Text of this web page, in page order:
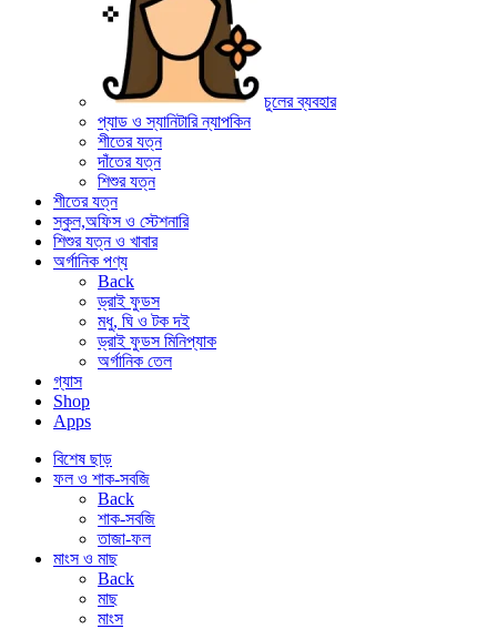
চুলের ব্যবহার
প্যাড ও স্যানিটারি ন্যাপকিন
শীতের যত্ন
দাঁতের যত্ন
শিশুর যত্ন
শীতের যত্ন
স্কুল,অফিস ও স্টেশনারি
শিশুর যত্ন ও খাবার
অর্গানিক পণ্য
Back
ড্রাই ফুডস
মধু, ঘি ও টক দই
ড্রাই ফুডস মিনিপ্যাক
অর্গানিক তেল
গ্যাস
Shop
Apps
বিশেষ ছাড়
ফল ও শাক-সবজি
Back
শাক-সবজি
তাজা-ফল
মাংস ও মাছ
Back
মাছ
মাংস